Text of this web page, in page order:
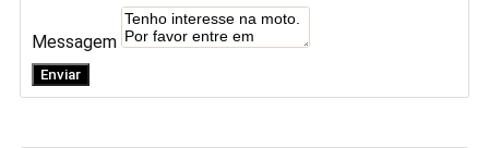
Messagem
Enviar